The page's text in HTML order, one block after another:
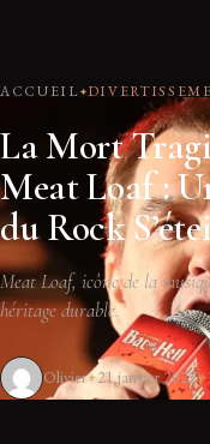
ACCUEIL
La Mort
Meat Loaf :
du Rock
Meat Loaf, icône de la
héritage durable.
Olivier 21 janvier 2022